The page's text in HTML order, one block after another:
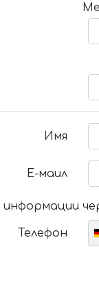
Имя
Е-маил
Телефон